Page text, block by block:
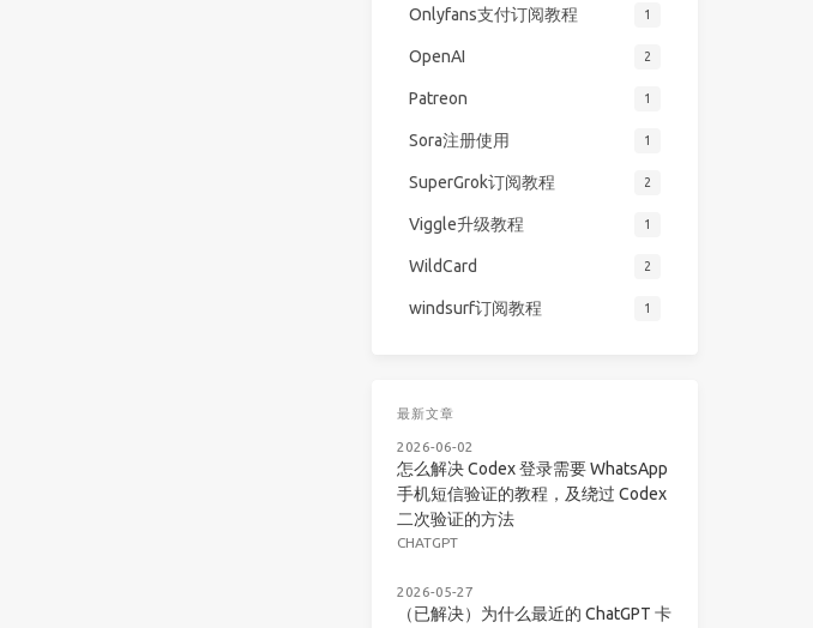
Onlyfans支付订阅教程 1
OpenAI 2
Patreon 1
Sora注册使用 1
SuperGrok订阅教程 2
Viggle升级教程 1
WildCard 2
windsurf订阅教程 1
最新文章
2026-06-02
怎么解决 Codex 登录需要 WhatsApp
手机短信验证的教程，及绕过 Codex
二次验证的方法
CHATGPT
2026-05-27
（已解决）为什么最近的 ChatGPT 卡